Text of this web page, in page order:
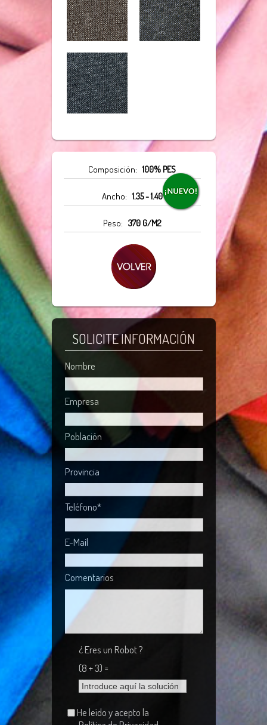
Composición:100% PES
Ancho:1.35 - 1.40
Peso: 370 G/M2
SOLICITE INFORMACIÓN
Nombre
Empresa
Población
Provincia
Teléfono*
E-Mail
Comentarios
¿ Eres un Robot ?
(8 + 3) =
He leído y acepto la